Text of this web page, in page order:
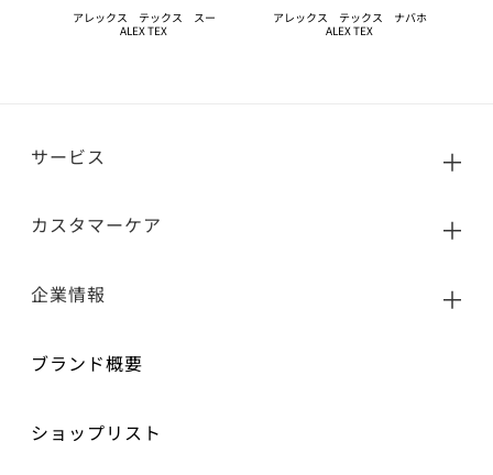
アレックス テックス スー
ALEX TEX
アレックス テックス ナバホ
ALEX TEX
サービス
カスタマーケア
企業情報
ブランド概要
ショップリスト